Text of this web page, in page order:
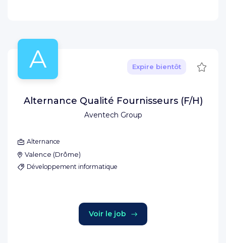
A
Aventech Group
Expire bientôt
Alternance Qualité Fournisseurs (F/H)
Alternance
Valence (Drôme)
Développement informatique
Voir le job